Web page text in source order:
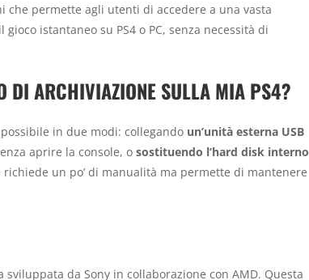
che permette agli utenti di accedere a una vasta
istantaneo su PS4 o PC, senza necessità di
DI ARCHIVIAZIONE SULLA MIA PS4?
in due modi: collegando un’unità esterna USB
aprire la console, o sostituendo l’hard disk interno
un po’ di manualità ma permette di mantenere
sviluppata da Sony in collaborazione con AMD. Questa